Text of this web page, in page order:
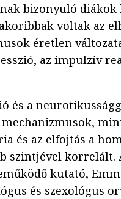
bizonyuló diákok
voltak az
éretlen
az impulzív
és a
mechanizmusok,
és az elfojtás a
szintjével korrelált.
kutató,
és szexológus